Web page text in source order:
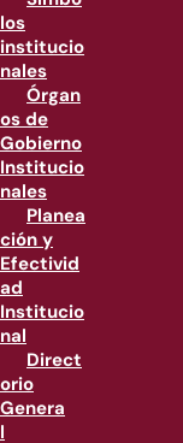
los
institucio
nales
Órgan
os de
Gobierno
Institucio
nales
Planea
ción y
Efectivid
ad
Institucio
nal
Direct
orio
Genera
l